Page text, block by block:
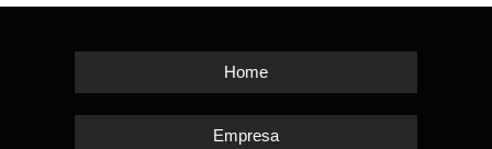
Home
Empresa